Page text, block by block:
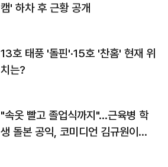
캠' 하차 후 근황 공개
13호 태풍 '돌핀'·15호 '찬홈' 현재 위
치는?
"속옷 빨고 졸업식까지"…근육병 학
생 돌본 공익, 코미디언 김규원이었